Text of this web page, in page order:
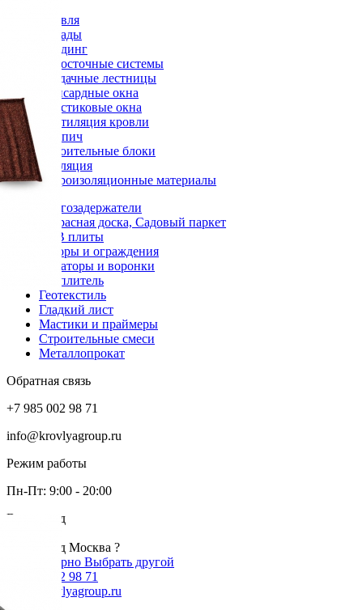
Кровля
Фасады
Сайдинг
Водосточные системы
Чердачные лестницы
Мансардные окна
Пластиковые окна
Вентиляция кровли
Кирпич
Строительные блоки
Изоляция
Гидроизоляционные материалы
Снегозадержатели
Террасная доска, Садовый паркет
OSB плиты
Заборы и ограждения
Аэраторы и воронки
Утеплитель
Геотекстиль
Гладкий лист
Мастики и праймеры
Строительные смеси
Металлопрокат
Обратная связь
+7 985 002 98 71
info@krovlyagroup.ru
Режим работы
Пн-Пт: 9:00 - 20:00
Ваш город
Ваш город Москва ?
Да, все верно Выбрать другой
+7 985 002 98 71
info@krovlyagroup.ru